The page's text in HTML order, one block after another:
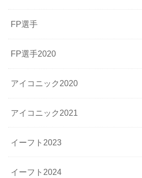
FP選手
FP選手2020
アイコニック2020
アイコニック2021
イーフト2023
イーフト2024